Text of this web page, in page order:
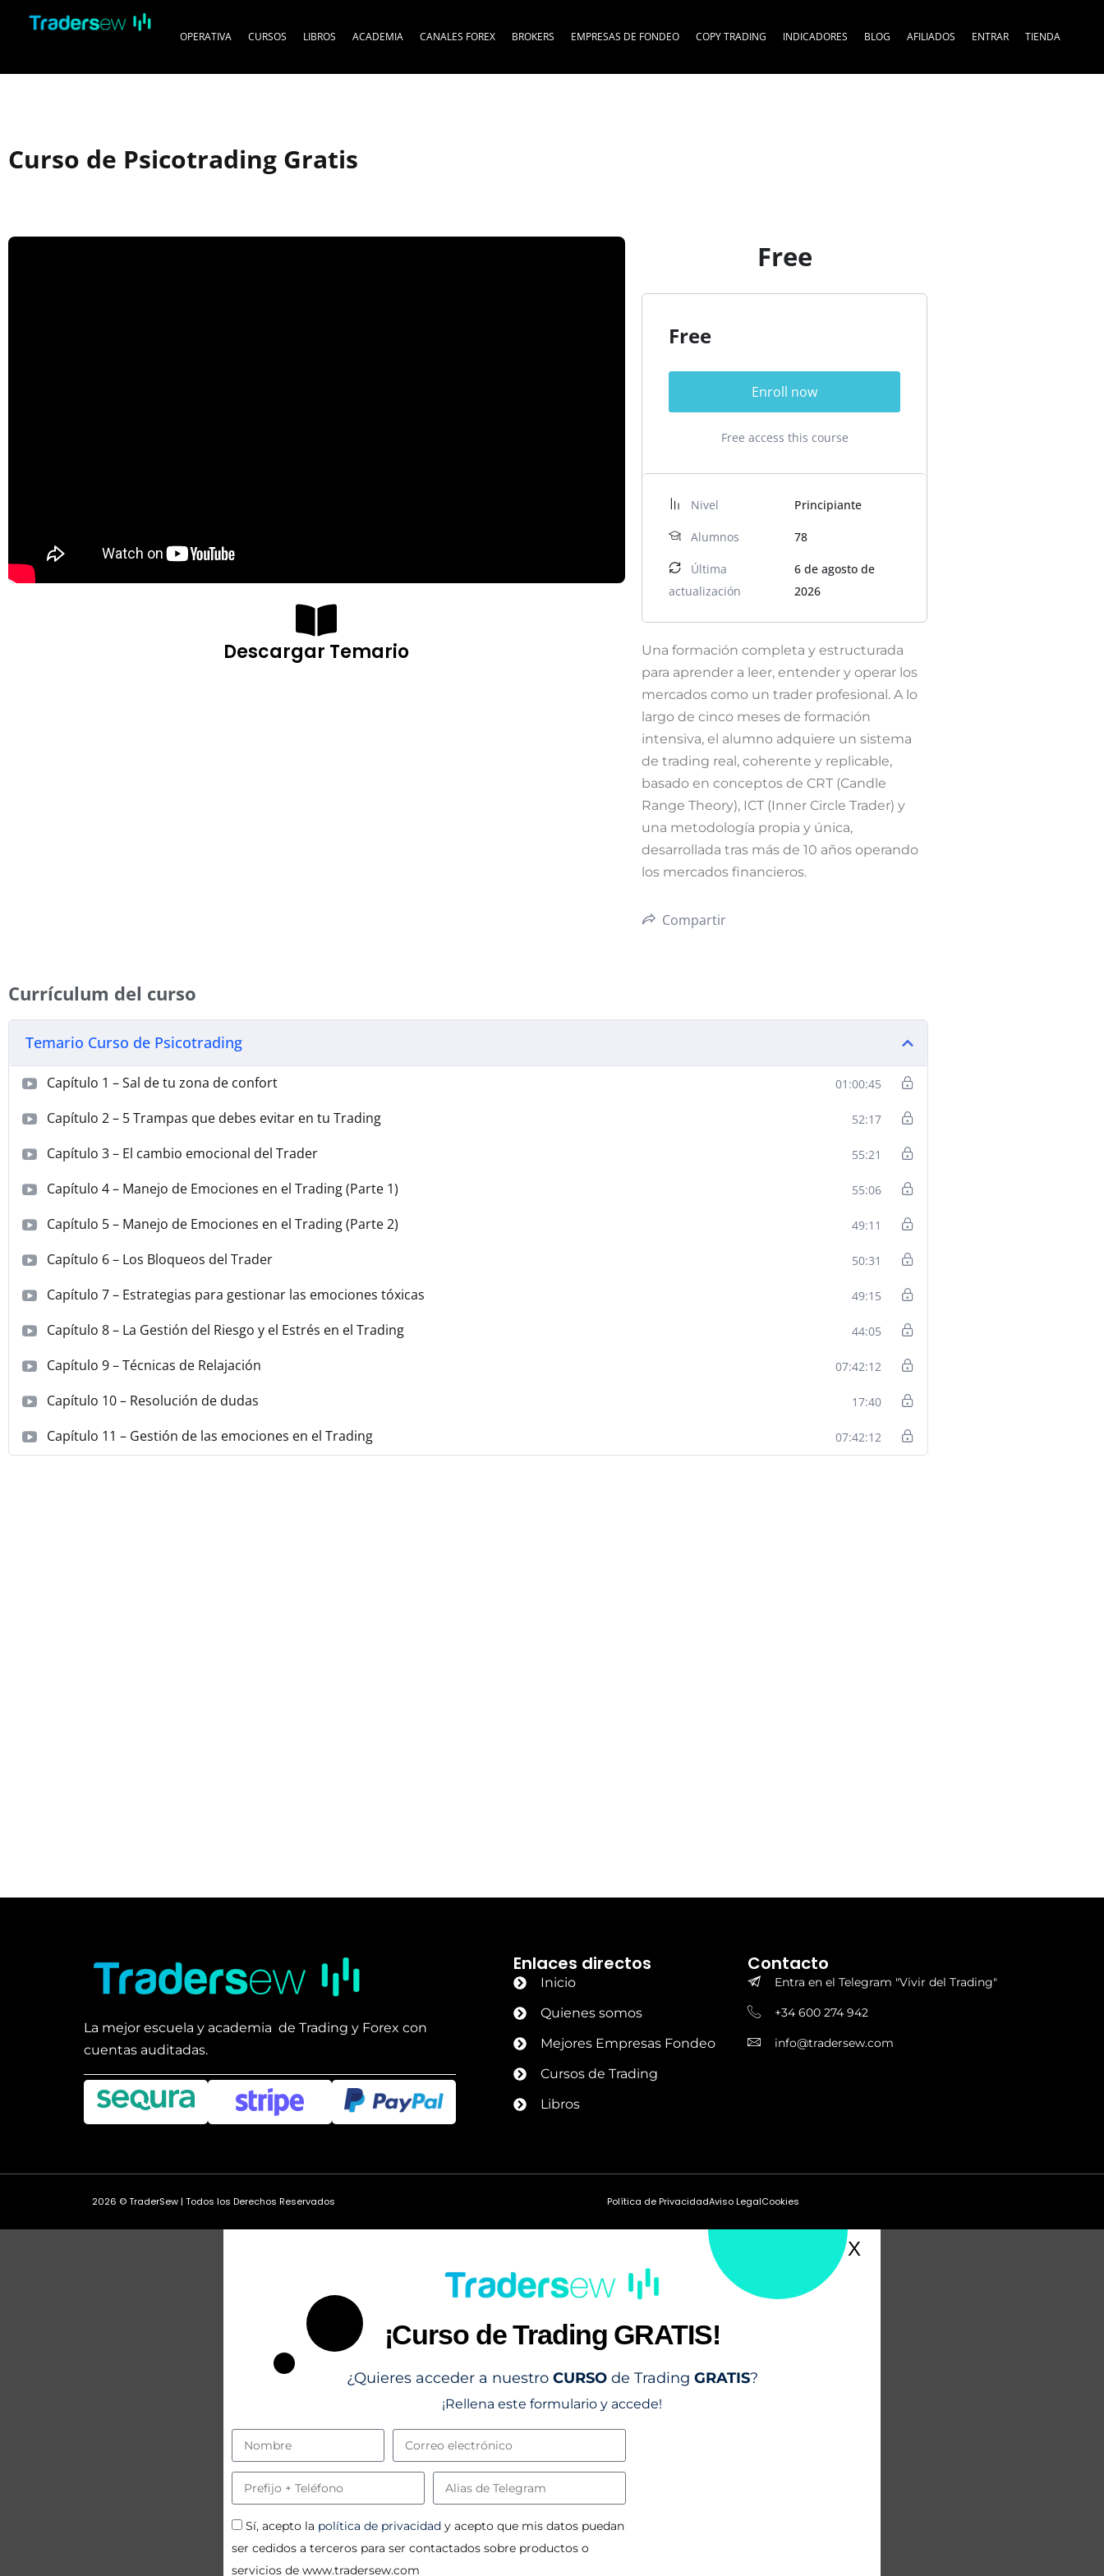
OPERATIVA CURSOS LIBROS ACADEMIA CANALES FOREX BROKERS EMPRESAS DE FONDEO COPY TRADING INDICADORES BLOG AFILIADOS ENTRAR TIENDA
Curso de Psicotrading Gratis
Descargar Temario
Free
Free
Enroll now
Free access this course
Nivel Principiante
Alumnos 78
Última
actualización
6 de agosto de
2026
Una formación completa y estructurada
para aprender a leer, entender y operar los
mercados como un trader profesional. A lo
largo de cinco meses de formación
intensiva, el alumno adquiere un sistema
de trading real, coherente y replicable,
basado en conceptos de CRT (Candle
Range Theory), ICT (Inner Circle Trader) y
una metodología propia y única,
desarrollada tras más de 10 años operando
los mercados financieros.
Compartir
Currículum del curso
Temario Curso de Psicotrading
Capítulo 1 – Sal de tu zona de confort 01:00:45
Capítulo 2 – 5 Trampas que debes evitar en tu Trading 52:17
Capítulo 3 – El cambio emocional del Trader 55:21
Capítulo 4 – Manejo de Emociones en el Trading (Parte 1) 55:06
Capítulo 5 – Manejo de Emociones en el Trading (Parte 2) 49:11
Capítulo 6 – Los Bloqueos del Trader 50:31
Capítulo 7 – Estrategias para gestionar las emociones tóxicas 49:15
Capítulo 8 – La Gestión del Riesgo y el Estrés en el Trading 44:05
Capítulo 9 – Técnicas de Relajación 07:42:12
Capítulo 10 – Resolución de dudas 17:40
Capítulo 11 – Gestión de las emociones en el Trading 07:42:12
La mejor escuela y academia de Trading y Forex con
cuentas auditadas.
Enlaces directos
Inicio
Quienes somos
Mejores Empresas Fondeo
Cursos de Trading
Libros
Contacto
Entra en el Telegram "Vivir del Trading"
+34 600 274 942
info@tradersew.com
2026 © TraderSew | Todos los Derechos Reservados Política de PrivacidadAviso LegalCookies
X
¡Curso de Trading GRATIS!
¿Quieres acceder a nuestro CURSOde Trading GRATIS?
¡Rellena este formulario y accede!
Sí, acepto la política de privacidad y acepto que mis datos puedan
ser cedidos a terceros para ser contactados sobre productos o
servicios de www.tradersew.com